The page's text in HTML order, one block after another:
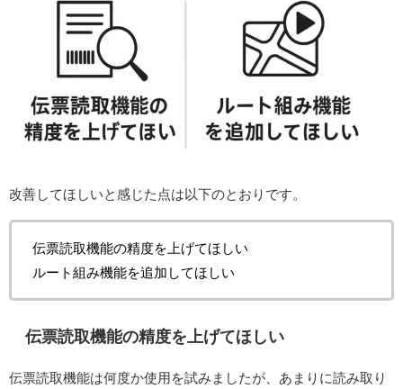
改善してほしいと感じた点は以下のとおりです。
伝票読取機能の精度を上げてほしい
ルート組み機能を追加してほしい
伝票読取機能の精度を上げてほしい
伝票読取機能は何度か使用を試みましたが、あまりに読み取り